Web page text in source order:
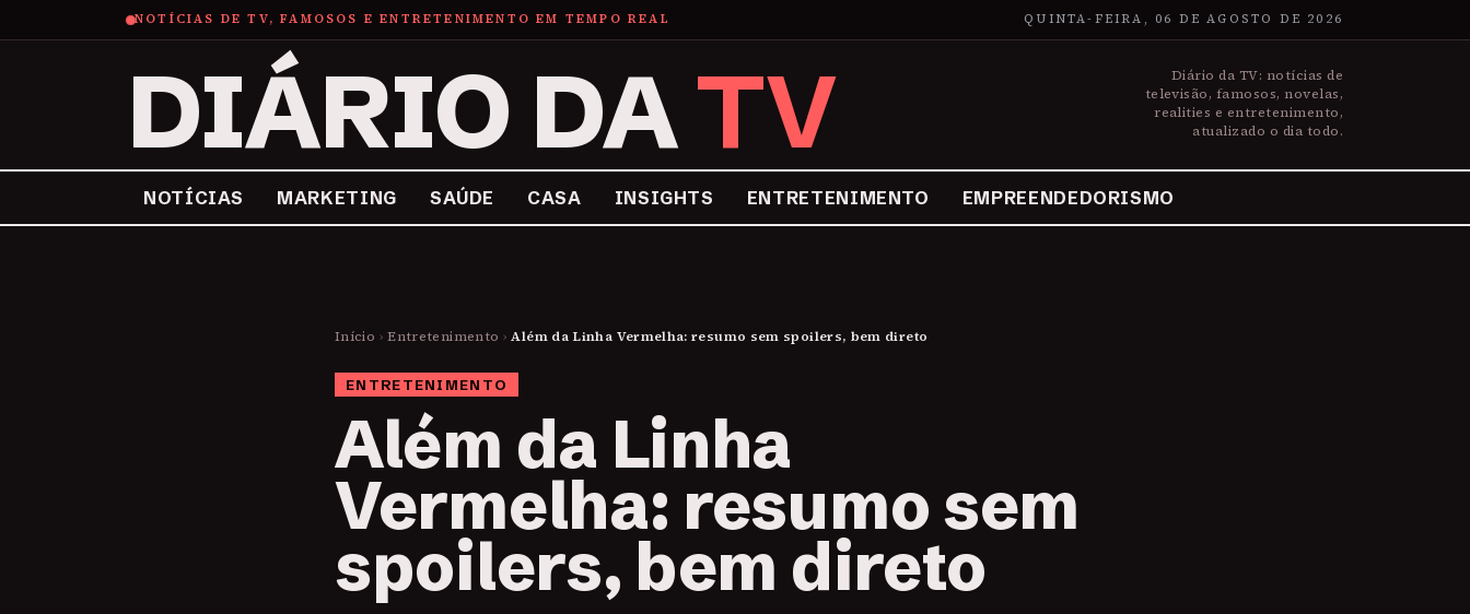
NOTÍCIAS DE TV, FAMOSOS E ENTRETENIMENTO EM TEMPO REAL QUINTA-FEIRA, 06 DE AGOSTO DE 2026
DIÁRIO DATV
Diário da TV: notícias de
televisão, famosos, novelas,
realities e entretenimento,
atualizado o dia todo.
NOTÍCIAS MARKETING SAÚDE CASA INSIGHTS ENTRETENIMENTO EMPREENDEDORISMO
Início › Entretenimento › Além da Linha Vermelha: resumo sem spoilers, bem direto
ENTRETENIMENTO
Além da Linha
Vermelha: resumo sem
spoilers, bem direto